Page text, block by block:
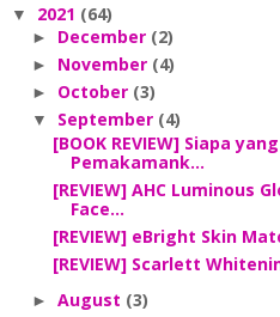
▼ 2021 (64)
► December (2)
► November (4)
► October (3)
▼ September (4)
[BOOK REVIEW] Siapa
Pemakamank...
[REVIEW] AHC Luminous
Face...
[REVIEW] eBright Skin
[REVIEW] Scarlett
► August (3)